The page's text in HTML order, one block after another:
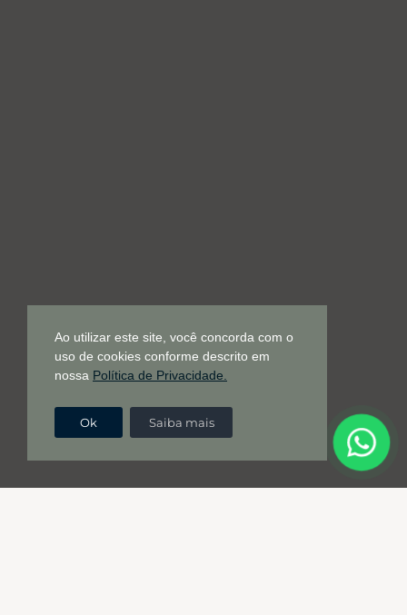
Ao utilizar este site, você concorda com o
uso de cookies conforme descrito em
nossa Política de Privacidade.
Ok Saiba mais